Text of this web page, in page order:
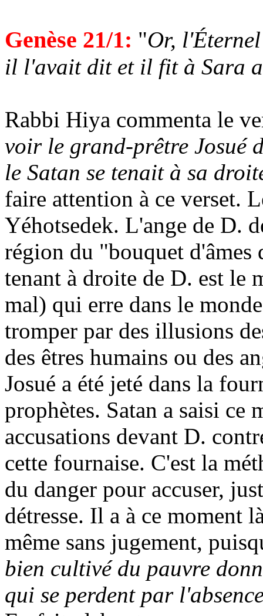
Genèse 21/1: "Or,
il l'avait dit et il fit à Sara
Rabbi Hiya commenta le
voir le grand-prêtre Josué
le Satan se tenait à sa
faire attention à ce verset.
Yéhotsedek. L'ange de D.
région du "bouquet d'âmes
tenant à droite de D. est le
mal) qui erre dans le
tromper par des illusions
des êtres humains ou des
Josué a été jeté dans la
prophètes. Satan a saisi ce
accusations devant D.
cette fournaise. C'est la
du danger pour accuser,
détresse. Il a à ce moment
même sans jugement,
bien cultivé du pauvre
qui se perdent par